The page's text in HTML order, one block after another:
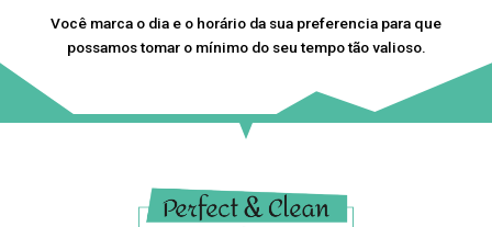
Você marca o dia e o horário da sua preferencia para que
possamos tomar o mínimo do seu tempo tão valioso.